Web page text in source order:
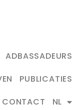
ADBASSADEURS
PUBLICATIES
CONTACT NL